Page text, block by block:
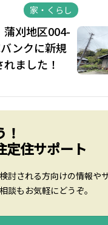
家・くらし
蒲刈地区004-
ンクに新規
ました！
定住サポート
討される方向けの情報や
談もお気軽にどうぞ。